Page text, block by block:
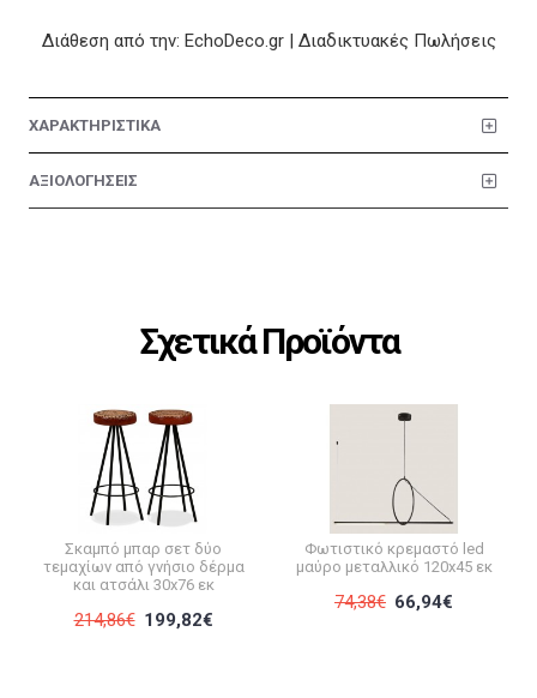
Διάθεση από την: EchoDeco.gr | Διαδικτυακές Πωλήσεις
ΧΑΡΑΚΤΗΡΙΣΤΙΚΑ
ΑΞΙΟΛΟΓΗΣΕΙΣ
Σχετικά Προϊόντα
Σκαμπό μπαρ σετ δύο
τεμαχίων από γνήσιο δέρμα
και ατσάλι 30x76 εκ
214,86€ 199,82€
Φωτιστικό κρεμαστό led
μαύρο μεταλλικό 120x45 εκ
74,38€ 66,94€